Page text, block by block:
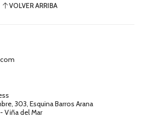
VOLVER ARRIBA
303, Esquina Barros Arana
Viña del Mar